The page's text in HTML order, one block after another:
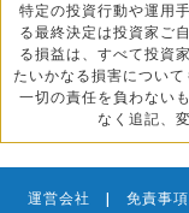
特定の投資行動や運用
る最終決定は投資家ご
る損益は、すべて投資
たいかなる損害につい
一切の責任を負わない
なく追記、
運営会社 | 免責事項